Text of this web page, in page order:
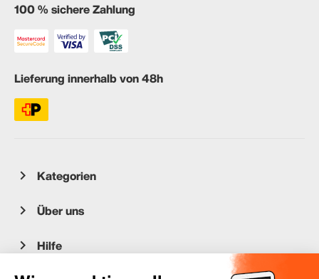
100 % sichere Zahlung
Lieferung innerhalb von 48h
Kategorien
Über uns
Hilfe